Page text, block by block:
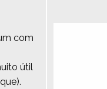
com
útil